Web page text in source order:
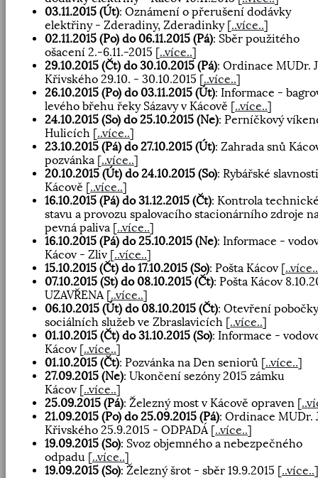
03.11.2015 (Út): Oznámení o přerušení dodávky
elektřiny - Zderadiny, Zderadinky [..více..]
02.11.2015 (Po) do 06.11.2015 (Pá): Sběr použitého
ošacení 2.-6.11.-2015 [..více..]
29.10.2015 (Čt) do 30.10.2015 (Pá): Ordinace MUDr.
Křivského 29.10. - 30.10.2015 [..více..]
26.10.2015 (Po) do 03.11.2015 (Út): Informace -
levého břehu řeky Sázavy v Kácově [..více..]
24.10.2015 (So) do 25.10.2015 (Ne): Perníčkový
Hulicích [..více..]
23.10.2015 (Pá) do 27.10.2015 (Út): Zahrada snů
pozvánka [..více..]
20.10.2015 (Út) do 24.10.2015 (So): Rybářské
Kácově [..více..]
16.10.2015 (Pá) do 31.12.2015 (Čt): Kontrola
stavu a provozu spalovacího stacionárního zdroje
pevná paliva [..více..]
16.10.2015 (Pá) do 25.10.2015 (Ne): Informace -
Kácov - Zliv [..více..]
15.10.2015 (Čt) do 17.10.2015 (So): Pošta Kácov [..více..
07.10.2015 (St) do 08.10.2015 (Čt): Pošta Kácov
UZAVŘENA [..více..]
06.10.2015 (Út) do 08.10.2015 (Čt): Otevření pobočky
sociálních služeb ve Zbraslavicích [..více..]
01.10.2015 (Čt) do 31.10.2015 (So): Informace -
Kácov [..více..]
01.10.2015 (Čt): Pozvánka na Den seniorů [..více..]
27.09.2015 (Ne): Ukončení sezóny 2015 zámku
Kácov [..více..]
25.09.2015 (Pá): Železný most v Kácově opraven [
21.09.2015 (Po) do 25.09.2015 (Pá): Ordinace MUDr.
Křivského 25.9.2015 - ODPADÁ [..více..]
19.09.2015 (So): Svoz objemného a nebezpečného
odpadu [..více..]
19.09.2015 (So): Železný šrot - sběr 19.9.2015 [..více..]